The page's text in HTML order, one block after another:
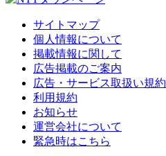
サイトマップ
個人情報について
掲載情報に関して
広告掲載のご案内
広告・サービス取扱い規約
利用規約
お知らせ
運営会社について
緊急時はこちら